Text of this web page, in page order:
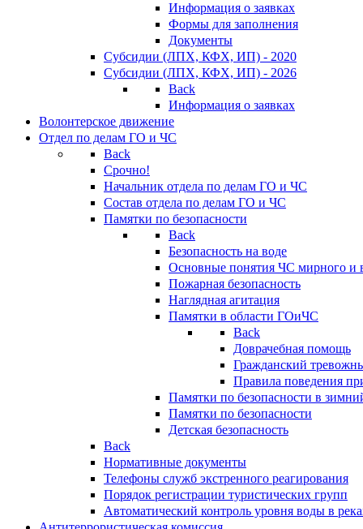
Информация о заявках
Формы для заполнения
Документы
Субсидии (ЛПХ, КФХ, ИП) - 2020
Субсидии (ЛПХ, КФХ, ИП) - 2026
Back
Информация о заявках
Волонтерское движение
Отдел по делам ГО и ЧС
Back
Срочно!
Начальник отдела по делам ГО и ЧС
Состав отдела по делам ГО и ЧС
Памятки по безопасности
Back
Безопасность на воде
Основные понятия ЧС мирного и
Пожарная безопасность
Наглядная агитация
Памятки в области ГОиЧС
Back
Доврачебная помощь
Гражданский
Правила поведения
Памятки по безопасности в
Памятки по безопасности
Детская безопасность
Back
Нормативные документы
Телефоны служб экстренного реагирования
Порядок регистрации туристических групп
Автоматический контроль уровня воды в